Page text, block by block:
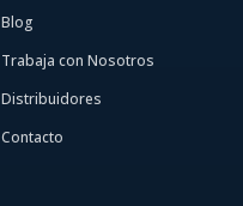
Blog
Trabaja con Nosotros
Distribuidores
Contacto